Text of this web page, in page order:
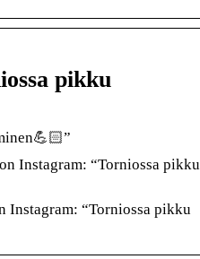
pikku
Instagram: “Torniossa pikku
Instagram: “Torniossa pikku